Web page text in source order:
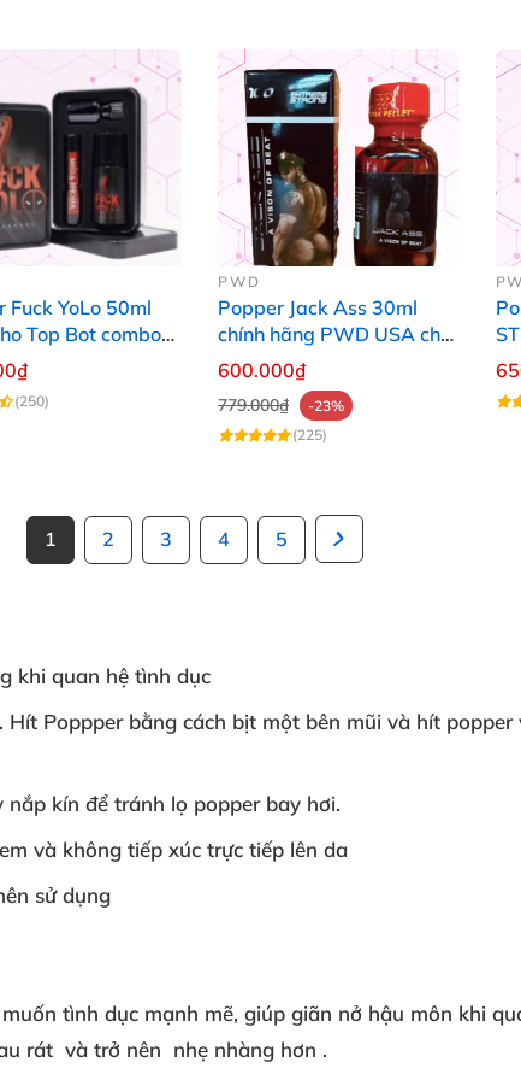
Fuck YoLo 50ml
Top Bot combo
40ml + 10ml
(250)
PWD
Popper Jack Ass 30ml
chính hãng PWD USA cho
Top Bot
600.000₫
779.000₫
-23%
(225)
1 2 3 4 5
khi quan hệ tình dục
. Hít Poppperbằng cách bịt một bên mũi và hít popper
nắp kín để tránh lọ popper bay hơi.
vàkhông tiếp xúctrực tiếp lên da
sử dụng
tình dụcmạnh mẽ, giúpgiãn nở hậu môn khi
rát và trở nên nhẹ nhàng hơn .